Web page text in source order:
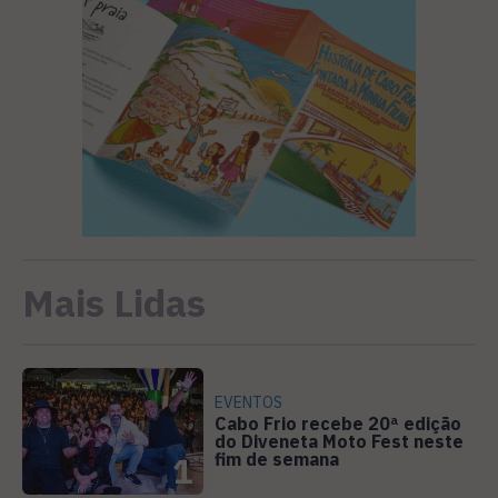
Mais Lidas
1
EVENTOS
Cabo Frio recebe 20ª edição
do Diveneta Moto Fest neste
fim de semana